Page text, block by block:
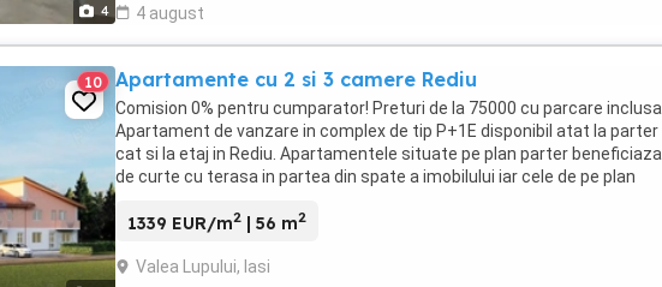
4
4 august
10 Apartamente cu 2 si 3 camere Rediu
Comision 0% pentru cumparator! Preturi de la 75000 cu parcare inclusa
Apartament de vanzare in complex de tip P+1E disponibil atat la parter
cat si la etaj in Rediu. Apartamentele situate pe plan parter beneficiaza
de curte cu terasa in partea din spate a imobilului iar cele de pe plan
1339 EUR/m2 | 56 m2
Valea Lupului, Iasi